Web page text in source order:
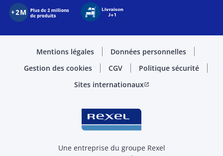
Mentions légales
Données personnelles
Gestion des cookies
CGV
Politique sécurité
Sites internationauxopen_in_new
Une entreprise du groupe Rexel